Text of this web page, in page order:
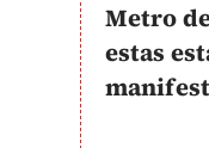
Metro
estas